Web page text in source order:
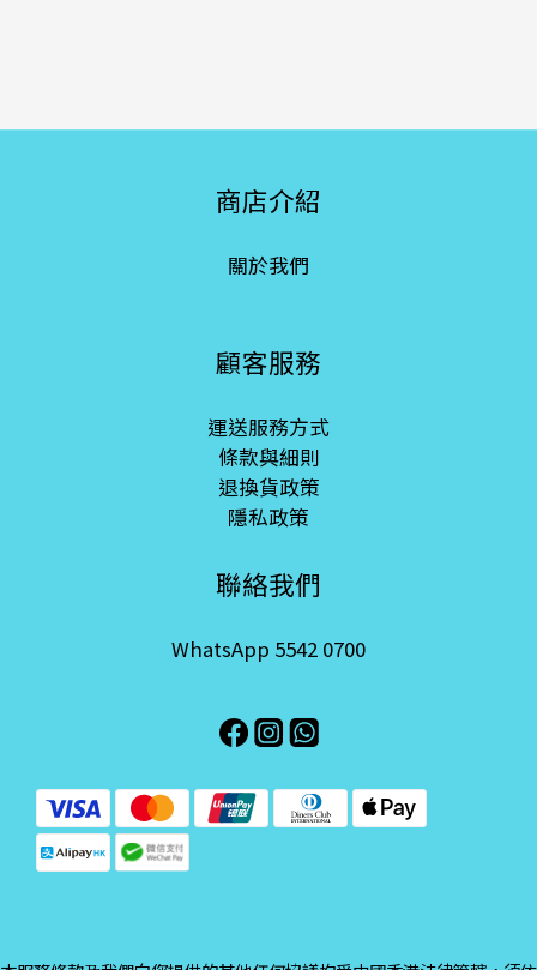
商店介紹
關於我們
顧客服務
運送服務方式
條款與細則
退換貨政策
隱私政策
聯絡我們
WhatsApp 5542 0700